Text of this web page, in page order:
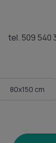
tel. 509 540
80x150 cm